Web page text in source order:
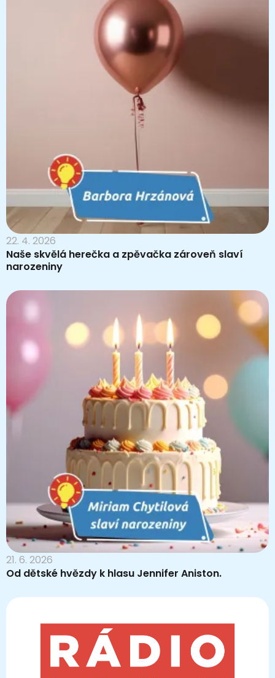
22. 4. 2026
Naše skvělá herečka a zpěvačka zároveň slaví
narozeniny
21. 6. 2026
Od dětské hvězdy k hlasu Jennifer Aniston.